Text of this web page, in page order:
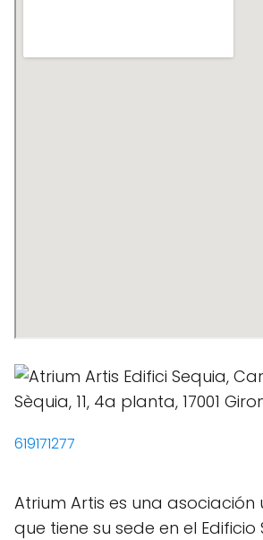
619171277
Atrium Artis es una asociación
que tiene su sede en el